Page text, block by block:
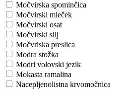
Močvirska spominčica
Močvirski mleček
Močvirski osat
Močvirski silj
Močvriska preslica
Modra stožka
Modri volovski jezik
Mokasta ramalina
Nacepljenolistna krvomočnica